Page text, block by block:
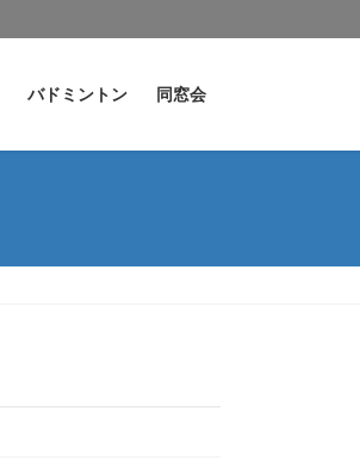
バドミントン 同窓会